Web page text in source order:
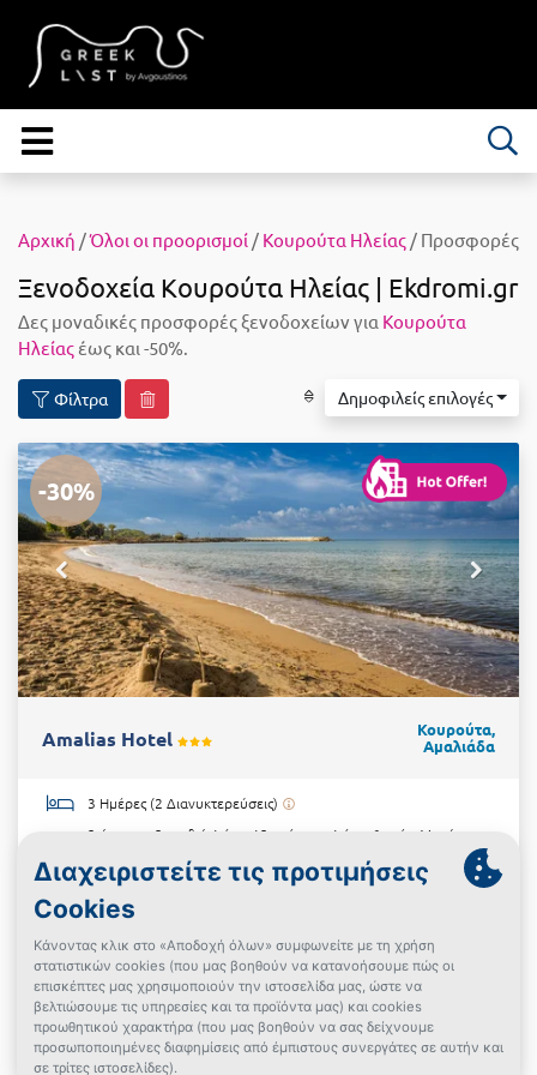
Αρχική /Όλοι οι προορισμοί / Κουρούτα Ηλείας / Προσφορές
Ξενοδοχεία Κουρούτα Ηλείας | Ekdromi.gr
Δες μοναδικές προσφορές ξενοδοχείων για Κουρούτα
Ηλείας έως και -50%.
Φίλτρα Δημοφιλείς επιλογές
-30%
Amalias Hotel
Κουρούτα,
Αμαλιάδα
3 Ημέρες (2 Διανυκτερεύσεις)
2 άτομα + 2 παιδιά 1 έως 12 ετών και 1 έως 6 ετών Μονόχωρο
Light All Inclusive
25/08/2026 έως 08/09/2026
Υπέροχη Τοποθεσία!
€430
€300 Δες την προσφορά
Powered By